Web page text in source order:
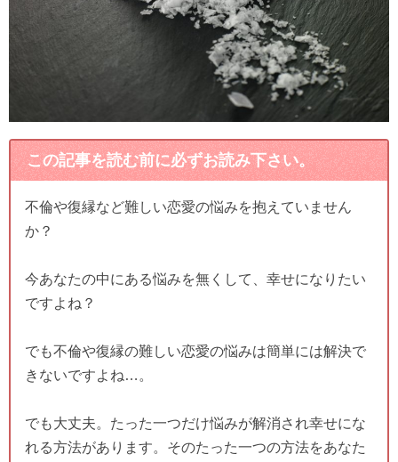
この記事を読む前に必ずお読み下さい。
不倫や復縁など難しい恋愛の悩みを抱えていません
か？
今あなたの中にある悩みを無くして、幸せになりたい
ですよね？
でも不倫や復縁の難しい恋愛の悩みは簡単には解決で
きないですよね…。
でも大丈夫。たった一つだけ悩みが解消され幸せにな
れる方法があります。そのたった一つの方法をあなた